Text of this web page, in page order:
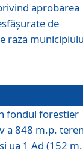
aprobarea
de
raza
fondul forestier
a 848 m.p.
ua 1 Ad (152